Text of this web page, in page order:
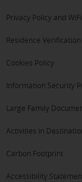
Privacy Policy and
Residence Verification
Cookies Policy
Information Security
Large Family
Activities in
Carbon Footprint
Accessibility